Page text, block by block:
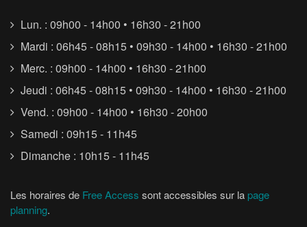
Lun. : 09h00 - 14h00 • 16h30 - 21h00
Mardi : 06h45 - 08h15 • 09h30 - 14h00 • 16h30 - 21h00
Merc. : 09h00 - 14h00 • 16h30 - 21h00
Jeudi : 06h45 - 08h15 • 09h30 - 14h00 • 16h30 - 21h00
Vend. : 09h00 - 14h00 • 16h30 - 20h00
Samedi : 09h15 - 11h45
Dimanche : 10h15 - 11h45
Les horaires de Free Access sont accessibles sur la page
planning.